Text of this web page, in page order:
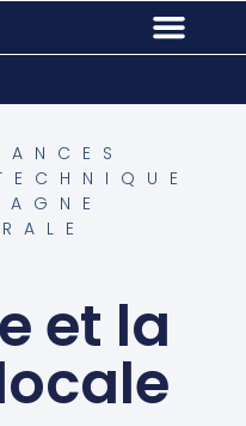
et la